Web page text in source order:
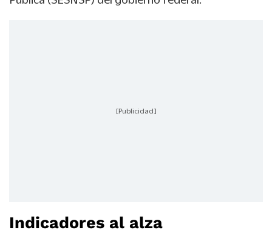
[Publicidad]
Indicadores al alza